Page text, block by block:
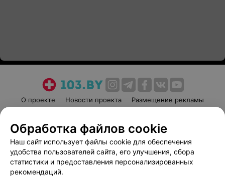
О проекте Новости проекта
Размещение рекламы
Пользовательское соглашение
Способы оплаты
Вакансии
Партнеры
Написать руководителю 103.by
Обработка файлов cookie
Наш сайт использует файлы cookie для обеспечения
удобства пользователей сайта, его улучшения, сбора
статистики и предоставления персонализированных
рекомендаций.